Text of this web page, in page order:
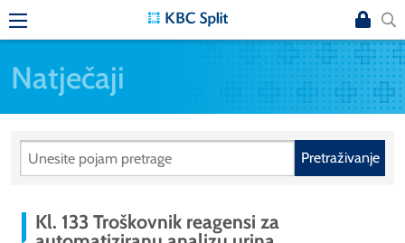
Natječaji
Pretraživanje
Kl. 133 Troškovnik reagensi za